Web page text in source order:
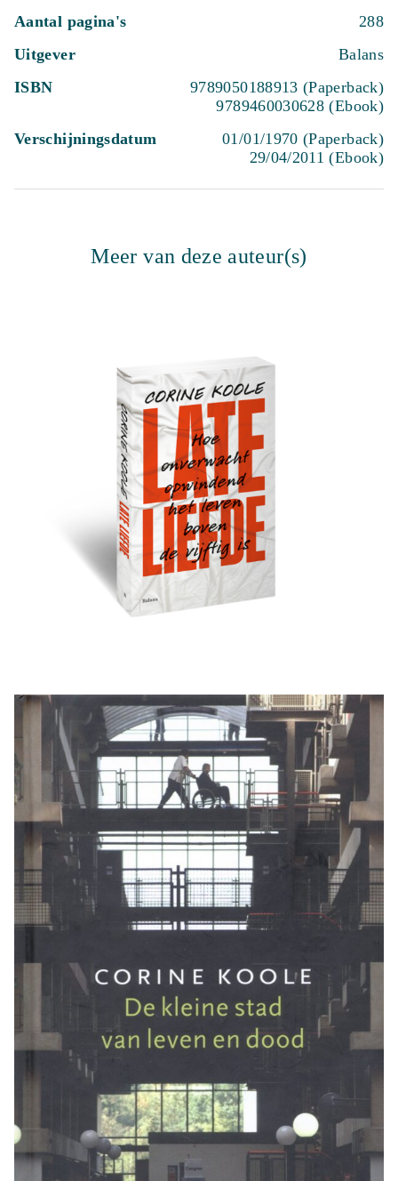
Aantal pagina's
288
Uitgever
Balans
ISBN
9789050188913 (Paperback)
9789460030628 (Ebook)
Verschijningsdatum
01/01/1970 (Paperback)
29/04/2011 (Ebook)
Meer van deze auteur(s)